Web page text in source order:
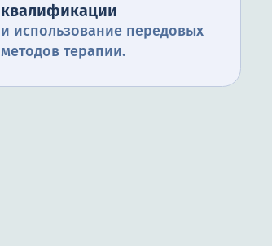
квалификации
и использование передовых
методов терапии.